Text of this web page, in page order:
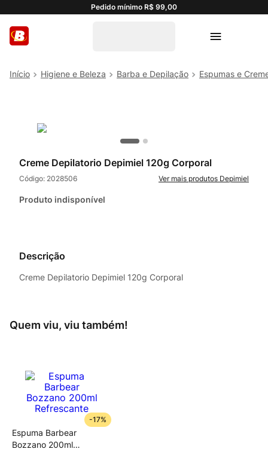
Pedido mínimo R$ 99,00
Higiene e Beleza Barba e Depilação Espumas e
Creme Depilatorio Depimiel 120g Corporal
Código: 2028506 Depimiel
Produto indisponível
Descrição
Creme Depilatorio Depimiel 120g Corporal
Quem viu, viu também!
-17%
Espuma Barbear
Bozzano 200ml